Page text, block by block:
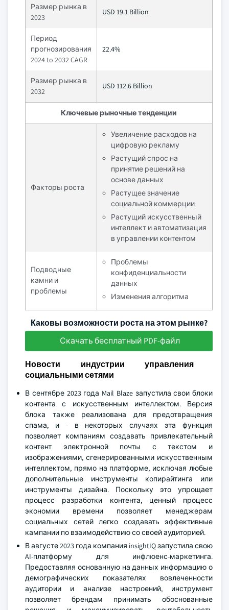
Размер рынка в
2023
USD 19.1 Billion
Период
прогнозирования
2024 to 2032 CAGR
22.4%
Размер рынка в
2032
USD 112.6 Billion
Ключевые рыночные тенденции
Факторы роста
Увеличение расходов на
цифровую рекламу
Растущий спрос на
принятие решений на
основе данных
Растущее значение
социальной коммерции
Растущий искусственный
интеллект и автоматизация
в управлении контентом
Подводные
камни и
проблемы
Проблемы
конфиденциальности
данных
Изменения алгоритма
Каковы возможности роста на этом рынке?
Скачать бесплатный PDF-файл
Новости индустрии управления
социальными сетями
В сентябре 2023 года Mail Blaze запустила свои блоки
контента с искусственным интеллектом. Версия
блока также реализована для предотвращения
спама, и - в некоторых случаях эта функция
позволяет компаниям создавать привлекательный
контент электронной почты с текстом и
изображениями, сгенерированными искусственным
интеллектом, прямо на платформе, исключая любые
дополнительные инструменты копирайтинга или
инструменты дизайна. Поскольку это упрощает
процесс разработки контента, ценный процесс
экономии времени позволяет менеджерам
социальных сетей легко создавать эффективные
кампании по взаимодействию со своей аудиторией.
В августе 2023 года компания insightIQ запустила свою
AI-платформу для инфлюенс-маркетинга.
Предоставляя основанную на данных информацию о
демографических показателях вовлеченности
аудитории и анализе настроений, инструмент
позволяет брендам принимать обоснованные